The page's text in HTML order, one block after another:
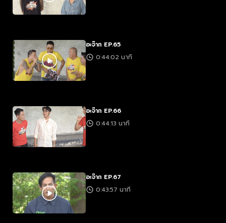
อะจ๊าก EP.65
0:44:02 นาที
อะจ๊าก EP.66
0:44:13 นาที
อะจ๊าก EP.67
0:43:57 นาที